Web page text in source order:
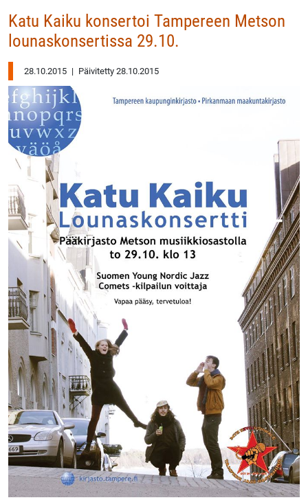
Katu Kaiku konsertoi Tampereen Metson
lounaskonsertissa 29.10.
28.10.2015 | Päivitetty 28.10.2015